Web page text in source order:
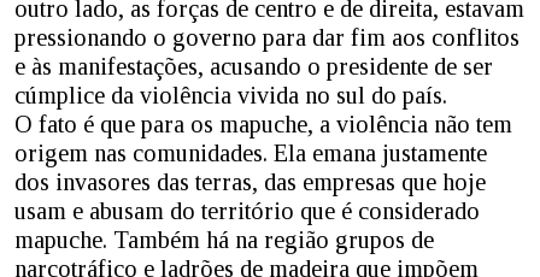
outro lado, as forças de centro e de direita, estavam
pressionando o governo para dar fim aos conflitos
e às manifestações, acusando o presidente de ser
cúmplice da violência vivida no sul do país.
O fato é que para os mapuche, a violência não tem
origem nas comunidades. Ela emana justamente
dos invasores das terras, das empresas que hoje
usam e abusam do território que é considerado
mapuche. Também há na região grupos de
narcotráfico e ladrões de madeira que impõem